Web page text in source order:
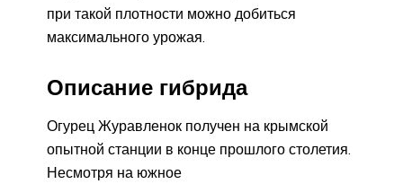
при такой плотности можно добиться
максимального урожая.
Описание гибрида
Огурец Журавленок получен на крымской
опытной станции в конце прошлого столетия.
Несмотря на южное